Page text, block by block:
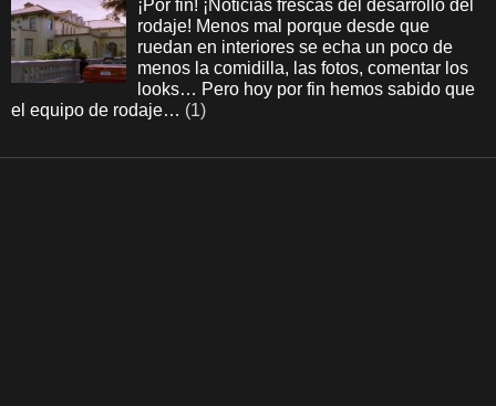
¡Por fin! ¡Noticias frescas del desarrollo del
rodaje! Menos mal porque desde que
ruedan en interiores se echa un poco de
menos la comidilla, las fotos, comentar los
looks… Pero hoy por fin hemos sabido que
el equipo de rodaje… (1)